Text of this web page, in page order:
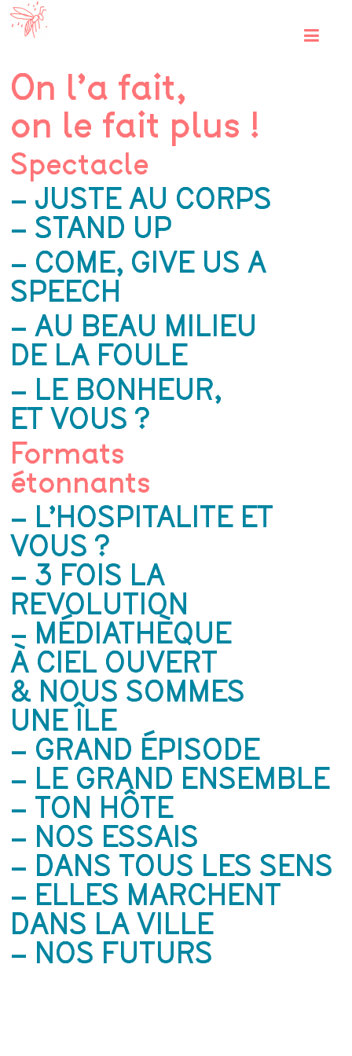
Skip
to
content
Les
rouges
On l’a fait,
on le fait plus !
Spectacle
– JUSTE AU CORPS
– STAND UP
– COME, GIVE US A
SPEECH
– AU BEAU MILIEU
DE LA FOULE
– LE BONHEUR,
ET VOUS ?
Formats
étonnants
– L’HOSPITALITE ET
VOUS ?
– 3 FOIS LA
REVOLUTION
– MÉDIATHÈQUE
À CIEL OUVERT
& NOUS SOMMES
UNE ÎLE
– GRAND ÉPISODE
– LE GRAND ENSEMBLE
– TON HÔTE
– NOS ESSAIS
– DANS TOUS LES SENS
– ELLES MARCHENT
DANS LA VILLE
– NOS FUTURS